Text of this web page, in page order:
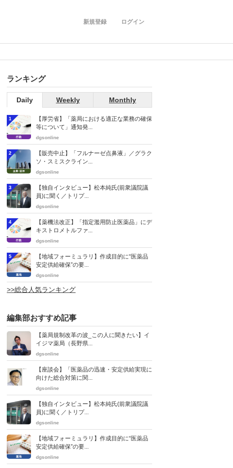
ログイン
新規登録
ランキング
Daily Weekly Monthly
1
【厚労省】「薬局における適正な業務の確保
等について」通知発...
dgsonline
2
【販売中止】「フルナーゼ点鼻液」／グラク
ソ・スミスクライン...
dgsonline
3
【独自インタビュー】松本純氏(前衆議院議
員)に聞く／トリプ...
dgsonline
4
【薬機法改正】「指定濫用防止医薬品」にデ
キストロメトルファ...
dgsonline
5
【地域フォーミュラリ】作成目的に“医薬品
安定供給確保”の要...
dgsonline
>>総合人気ランキング
編集部おすすめ記事
【薬局規制改革の波_この人に聞きたい】イ
イジマ薬局（長野県...
dgsonline
【座談会】「医薬品の迅速・安定供給実現に
向けた総合対策に関...
dgsonline
【独自インタビュー】松本純氏(前衆議院議
員)に聞く／トリプ...
dgsonline
【地域フォーミュラリ】作成目的に“医薬品
安定供給確保”の要...
dgsonline